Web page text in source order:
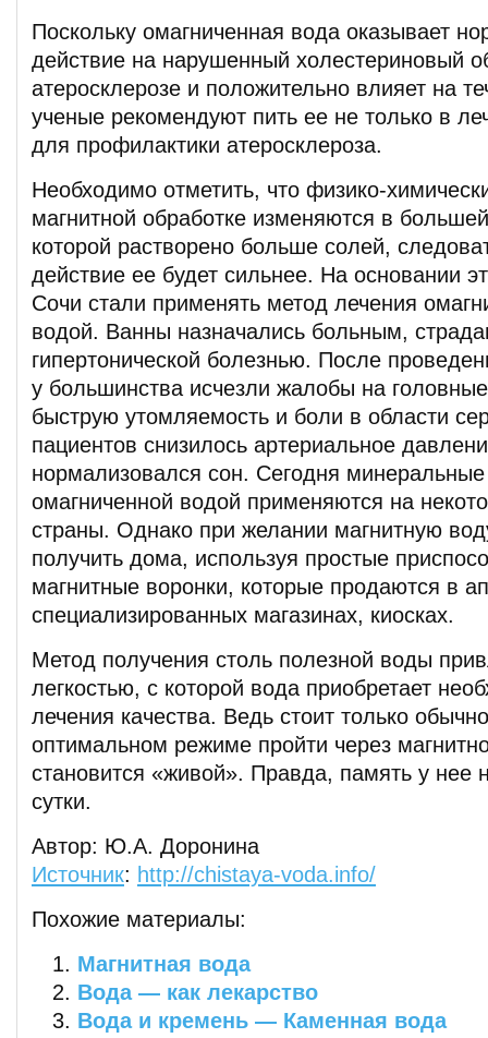
Поскольку омагниченная вода оказывает
действие на нарушенный холестериновый
атеросклерозе и положительно влияет на
ученые рекомендуют пить ее не только в
для профилактики атеросклероза.
Необходимо отметить, что физико-
магнитной обработке изменяются в
которой растворено больше солей,
действие ее будет сильнее. На основании
Сочи стали применять метод лечения
водой. Ванны назначались больным,
гипертонической болезнью. После
у большинства исчезли жалобы на
быструю утомляемость и боли в области
пациентов снизилось артериальное
нормализовался сон. Сегодня
омагниченной водой применяются на
страны. Однако при желании магнитную
получить дома, используя простые
магнитные воронки, которые продаются в
специализированных магазинах, киосках.
Метод получения столь полезной воды
легкостью, с которой вода приобретает
лечения качества. Ведь стоит только
оптимальном режиме пройти через
становится «живой». Правда, память у нее
сутки.
Автор: Ю.А. Доронина
Источник: http://chistaya-voda.info/
Похожие материалы:
Магнитная вода
Вода — как лекарство
Вода и кремень — Каменная вода